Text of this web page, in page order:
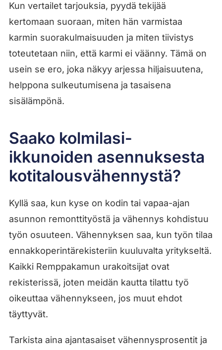
Kun vertailet tarjouksia, pyydä tekijää
kertomaan suoraan, miten hän varmistaa
karmin suorakulmaisuuden ja miten tiivistys
toteutetaan niin, että karmi ei väänny. Tämä on
usein se ero, joka näkyy arjessa hiljaisuutena,
helppona sulkeutumisena ja tasaisena
sisälämpönä.
Saako kolmilasi-
ikkunoiden asennuksesta
kotitalousvähennystä?
Kyllä saa, kun kyse on kodin tai vapaa-ajan
asunnon remonttityöstä ja vähennys kohdistuu
työn osuuteen. Vähennyksen saa, kun työn tilaa
ennakkoperintärekisteriin kuuluvalta yritykseltä.
Kaikki Remppakamun urakoitsijat ovat
rekisterissä, joten meidän kautta tilattu työ
oikeuttaa vähennykseen, jos muut ehdot
täyttyvät.
Tarkista aina ajantasaiset vähennysprosentit ja